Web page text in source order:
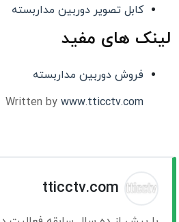
کابل تصویر دوربین مداربسته
لینک های مفید
فروش دوربین مداربسته
Written by www.tticctv.com
tticctv.com